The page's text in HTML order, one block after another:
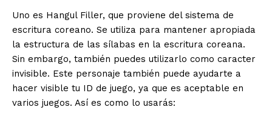
Uno es Hangul Filler, que proviene del sistema de
escritura coreano. Se utiliza para mantener apropiada
la estructura de las sílabas en la escritura coreana.
Sin embargo, también puedes utilizarlo como caracter
invisible. Este personaje también puede ayudarte a
hacer visible tu ID de juego, ya que es aceptable en
varios juegos. Así es como lo usarás: